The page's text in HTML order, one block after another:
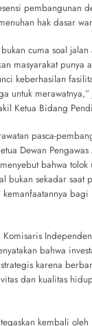
pembangunan
hak dasar
cuma soal
masyarakat punya
keberhasilan
untuk
Ketua Bidang
pasca-
Dewan Pengawas
bahwa tolok
bukan sekadar saat
kemanfaatannya bagi
bahwa
karena
dan kualitas
kembali oleh